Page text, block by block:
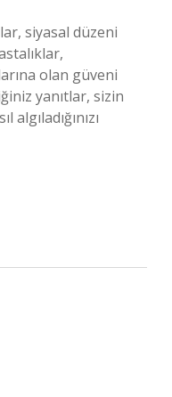
siyasal düzeni
olan güveni
yanıtlar, sizin